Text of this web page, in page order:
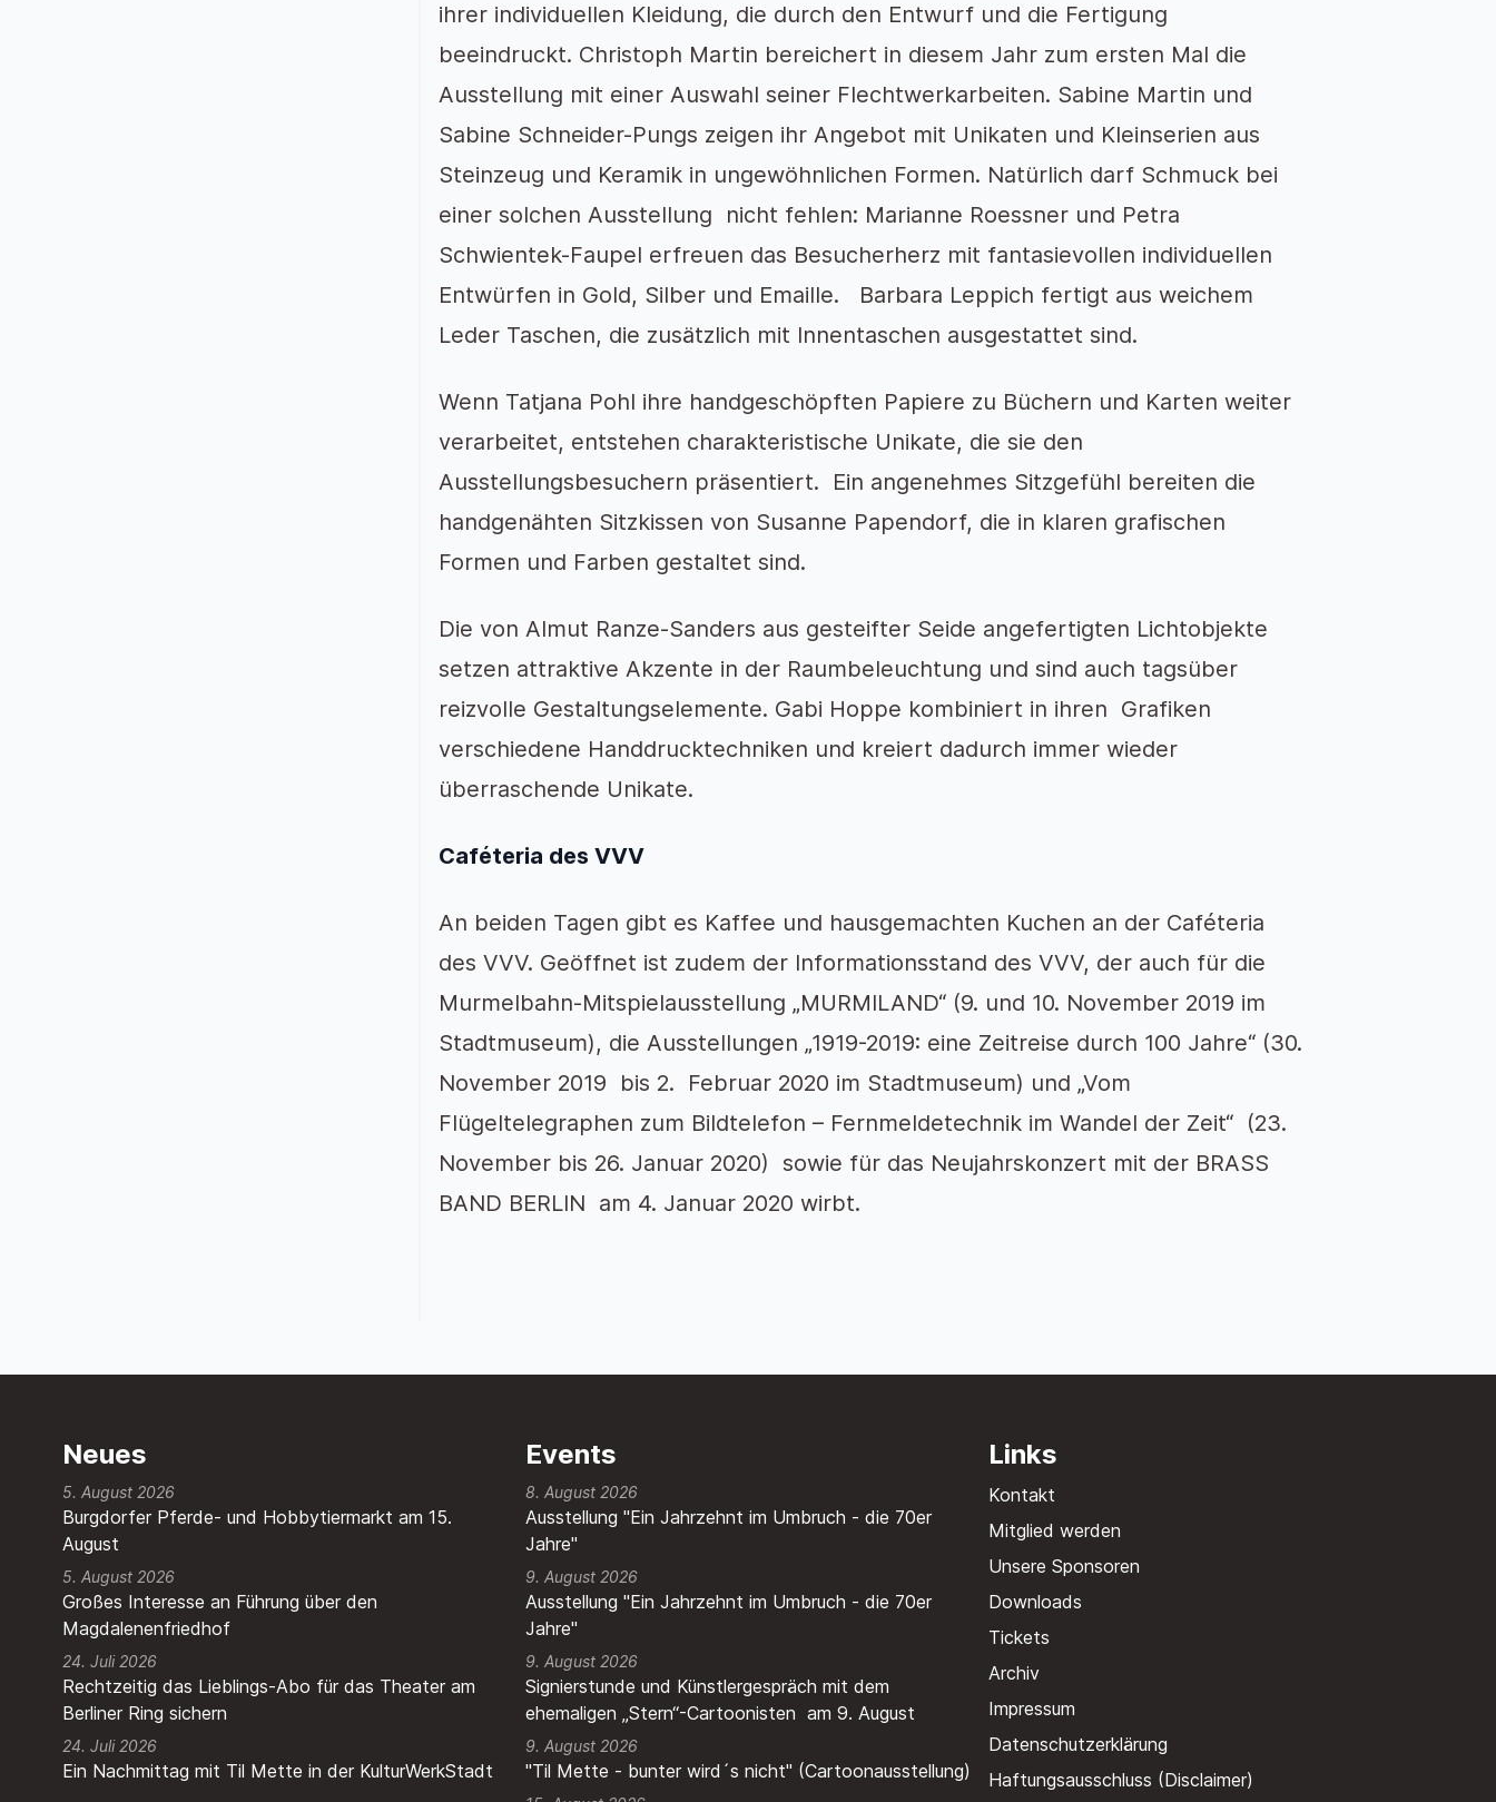
ihrer individuellen Kleidung, die durch den Entwurf und die Fertigung
beeindruckt. Christoph Martin bereichert in diesem Jahr zum ersten Mal die
Ausstellung mit einer Auswahl seiner Flechtwerkarbeiten. Sabine Martin und
Sabine Schneider-Pungs zeigen ihr Angebot mit Unikaten und Kleinserien aus
Steinzeug und Keramik in ungewöhnlichen Formen. Natürlich darf Schmuck bei
einer solchen Ausstellung nicht fehlen: Marianne Roessner und Petra
Schwientek-Faupel erfreuen das Besucherherz mit fantasievollen individuellen
Entwürfen in Gold, Silber und Emaille. Barbara Leppich fertigt aus weichem
Leder Taschen, die zusätzlich mit Innentaschen ausgestattet sind.
Wenn Tatjana Pohl ihre handgeschöpften Papiere zu Büchern und Karten weiter
verarbeitet, entstehen charakteristische Unikate, die sie den
Ausstellungsbesuchern präsentiert. Ein angenehmes Sitzgefühl bereiten die
handgenähten Sitzkissen von Susanne Papendorf, die in klaren grafischen
Formen und Farben gestaltet sind.
Die von Almut Ranze-Sanders aus gesteifter Seide angefertigten Lichtobjekte
setzen attraktive Akzente in der Raumbeleuchtung und sind auch tagsüber
reizvolle Gestaltungselemente. Gabi Hoppe kombiniert in ihren Grafiken
verschiedene Handdrucktechniken und kreiert dadurch immer wieder
überraschende Unikate.
Caféteria des VVV
An beiden Tagen gibt es Kaffee und hausgemachten Kuchen an der Caféteria
des VVV. Geöffnet ist zudem der Informationsstand des VVV, der auch für die
Murmelbahn-Mitspielausstellung „MURMILAND“ (9. und 10. November 2019 im
Stadtmuseum), die Ausstellungen „1919-2019: eine Zeitreise durch 100 Jahre“ (30.
November 2019 bis 2. Februar 2020 im Stadtmuseum) und „Vom
Flügeltelegraphen zum Bildtelefon – Fernmeldetechnik im Wandel der Zeit“ (23.
November bis 26. Januar 2020) sowie für das Neujahrskonzert mit der BRASS
BAND BERLIN am 4. Januar 2020 wirbt.
Neues
Burgdorfer Pferde- und Hobbytiermarkt am 15.
August
5. August 2026
Großes Interesse an Führung über den
Magdalenenfriedhof
5. August 2026
Rechtzeitig das Lieblings-Abo für das Theater am
Berliner Ring sichern
24. Juli 2026
Ein Nachmittag mit Til Mette in der KulturWerkStadt
24. Juli 2026
Events
8. August 2026
Ausstellung "Ein Jahrzehnt im Umbruch - die 70er
Jahre"
9. August 2026
Ausstellung "Ein Jahrzehnt im Umbruch - die 70er
Jahre"
9. August 2026
Signierstunde und Künstlergespräch mit dem
ehemaligen „Stern“-Cartoonisten am 9. August
9. August 2026
"Til Mette - bunter wird´s nicht" (Cartoonausstellung)
Links
Kontakt
Mitglied werden
Unsere Sponsoren
Downloads
Tickets
Archiv
Impressum
Datenschutzerklärung
Haftungsausschluss (Disclaimer)